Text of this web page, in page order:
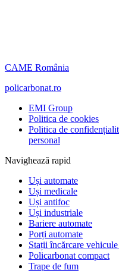
CAME România
policarbonat.ro
EMI Group
Politica de cookies
Politica de
personal
Navighează rapid
Uși automate
Uși medicale
Uși antifoc
Uși industriale
Bariere automate
Porți automate
Stații încărcare
Policarbonat compact
Trape de fum